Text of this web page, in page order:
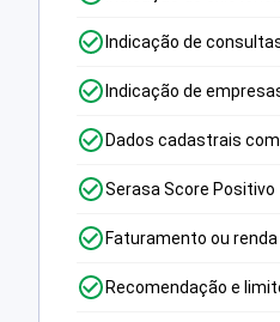
Indicação de
Indicação de
Dados cadastrais
Serasa Score Positivo
Faturamento ou
Recomendação e